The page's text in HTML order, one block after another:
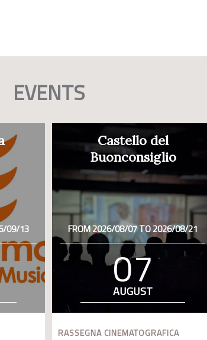
EVENTS
09/13
Castello del
Buonconsiglio
FROM 2026/08/07 TO 2026/08/21
07
AUGUST
RASSEGNA CINEMATOGRAFICA